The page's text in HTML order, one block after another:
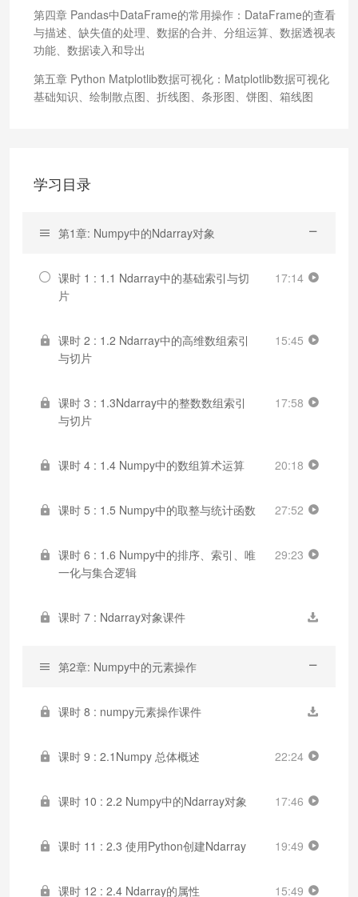
第四章 Pandas中DataFrame的常用操作：DataFrame的查看
与描述、缺失值的处理、数据的合并、分组运算、数据透视表
功能、数据读入和导出
第五章 Python Matplotlib数据可视化：Matplotlib数据可视化
基础知识、绘制散点图、折线图、条形图、饼图、箱线图
学习目录
第1章: Numpy中的Ndarray对象
课时 1 : 1.1 Ndarray中的基础索引与切
片
17:14
课时 2 : 1.2 Ndarray中的高维数组索引
与切片
15:45
课时 3 : 1.3Ndarray中的整数数组索引
与切片
17:58
课时 4 : 1.4 Numpy中的数组算术运算 20:18
课时 5 : 1.5 Numpy中的取整与统计函数 27:52
课时 6 : 1.6 Numpy中的排序、索引、唯
一化与集合逻辑
29:23
课时 7 : Ndarray对象课件
第2章: Numpy中的元素操作
课时 8 : numpy元素操作课件
课时 9 : 2.1Numpy 总体概述 22:24
课时 10 : 2.2 Numpy中的Ndarray对象 17:46
课时 11 : 2.3 使用Python创建Ndarray 19:49
课时 12 : 2.4 Ndarray的属性 15:49